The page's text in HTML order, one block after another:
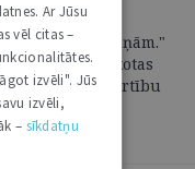
par sirdsapziņām."
var tikt aplūkotas
– tiesnešu vērtību
Ar Jūsu
vēl citas –
izvēli". Jūs
izvēli,
– sīkdatņu